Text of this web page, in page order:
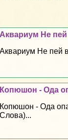
Аквариум Не пей
Аквариум Не пей
Копюшон - Ода
Копюшон - Ода
Слова)...